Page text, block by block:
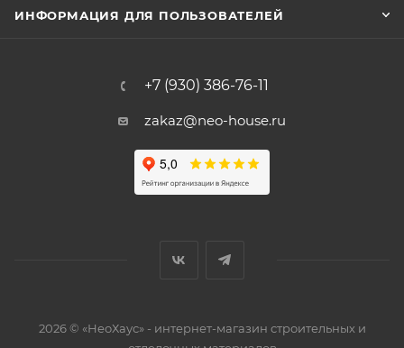
ИНФОРМАЦИЯ ДЛЯ ПОЛЬЗОВАТЕЛЕЙ
+7 (930) 386-76-11
zakaz@neo-house.ru
2026 © «НеоХаус» - интернет-магазин строительных и